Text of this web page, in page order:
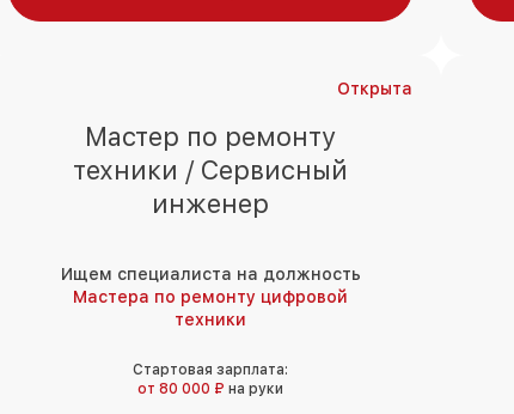
Открыта
Мастер по ремонту
техники / Сервисный
инженер
Ищем специалиста на должность
Мастера по ремонту цифровой
техники
Стартовая зарплата:
от 80 000 ₽ на руки